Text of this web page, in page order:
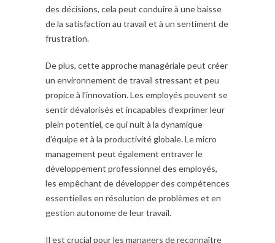
des décisions, cela peut conduire à une baisse
de la satisfaction au travail et à un sentiment de
frustration.
De plus, cette approche managériale peut créer
un environnement de travail stressant et peu
propice à l’innovation. Les employés peuvent se
sentir dévalorisés et incapables d’exprimer leur
plein potentiel, ce qui nuit à la dynamique
d’équipe et à la productivité globale. Le micro
management peut également entraver le
développement professionnel des employés,
les empêchant de développer des compétences
essentielles en résolution de problèmes et en
gestion autonome de leur travail.
Il est crucial pour les managers de reconnaître